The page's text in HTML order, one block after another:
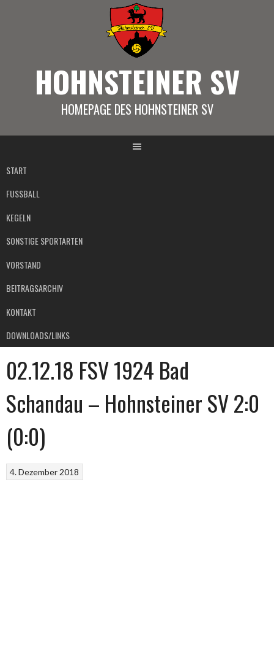
HOHNSTEINER SV
HOMEPAGE DES HOHNSTEINER SV
START
FUSSBALL
KEGELN
SONSTIGE SPORTARTEN
VORSTAND
BEITRAGSARCHIV
KONTAKT
DOWNLOADS/LINKS
02.12.18 FSV 1924 Bad
Schandau – Hohnsteiner SV 2:0
(0:0)
4. Dezember 2018